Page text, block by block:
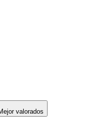
valorados